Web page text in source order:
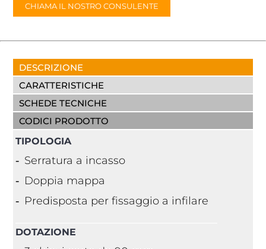
CHIAMA IL NOSTRO CONSULENTE
DESCRIZIONE
CARATTERISTICHE
SCHEDE TECNICHE
CODICI PRODOTTO
TIPOLOGIA
Serratura a incasso
Doppia mappa
Predisposta per fissaggio a infilare
DOTAZIONE